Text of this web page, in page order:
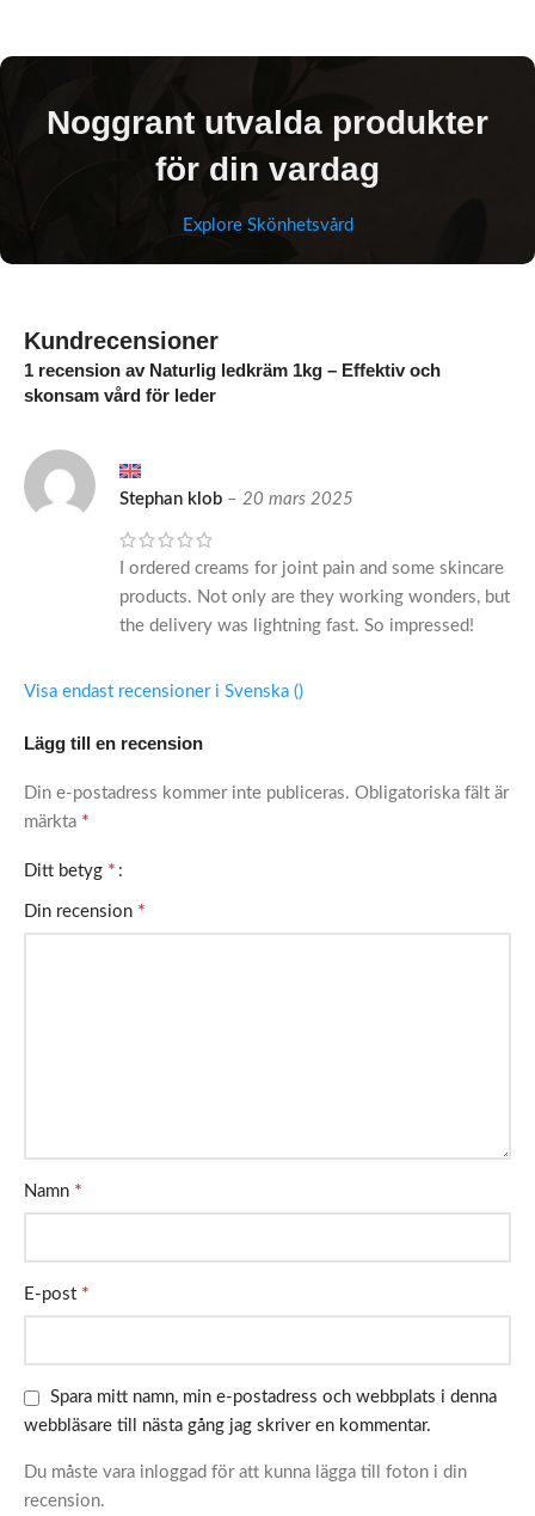
Noggrant utvalda produkter
för din vardag
Explore Skönhetsvård
Kundrecensioner
1 recension av Naturlig ledkräm 1kg – Effektiv och
skonsam vård för leder
Stephan klob – 20 mars 2025
I ordered creams for joint pain and some skincare
products. Not only are they working wonders, but
the delivery was lightning fast. So impressed!
Visa endast recensioner i Svenska ()
Lägg till en recension
Din e-postadress kommer inte publiceras. Obligatoriska fält är
märkta *
Ditt betyg *
Din recension *
Namn *
E-post *
Spara mitt namn, min e-postadress och webbplats i denna
webbläsare till nästa gång jag skriver en kommentar.
Du måste vara inloggad för att kunna lägga till foton i din
recension.